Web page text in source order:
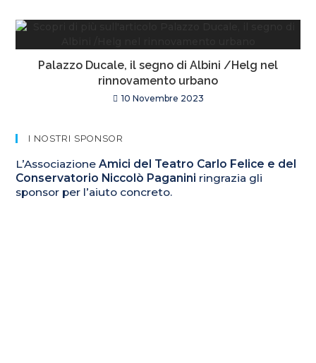
Palazzo Ducale, il segno di Albini /Helg nel
rinnovamento urbano
10 Novembre 2023
I NOSTRI SPONSOR
L’AssociazioneAmici del Teatro Carlo Felice e del
Conservatorio Niccolò Paganini ringrazia gli
sponsor per l’aiuto concreto.